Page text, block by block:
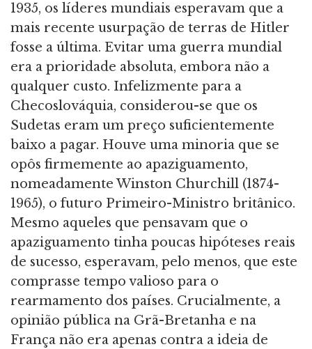
1935, os líderes mundiais esperavam que a
mais recente usurpação de terras de Hitler
fosse a última. Evitar uma guerra mundial
era a prioridade absoluta, embora não a
qualquer custo. Infelizmente para a
Checoslováquia, considerou-se que os
Sudetas eram um preço suficientemente
baixo a pagar. Houve uma minoria que se
opôs firmemente ao apaziguamento,
nomeadamente Winston Churchill (1874-
1965), o futuro Primeiro-Ministro britânico.
Mesmo aqueles que pensavam que o
apaziguamento tinha poucas hipóteses reais
de sucesso, esperavam, pelo menos, que este
comprasse tempo valioso para o
rearmamento dos países. Crucialmente, a
opinião pública na Grã-Bretanha e na
França não era apenas contra a ideia de